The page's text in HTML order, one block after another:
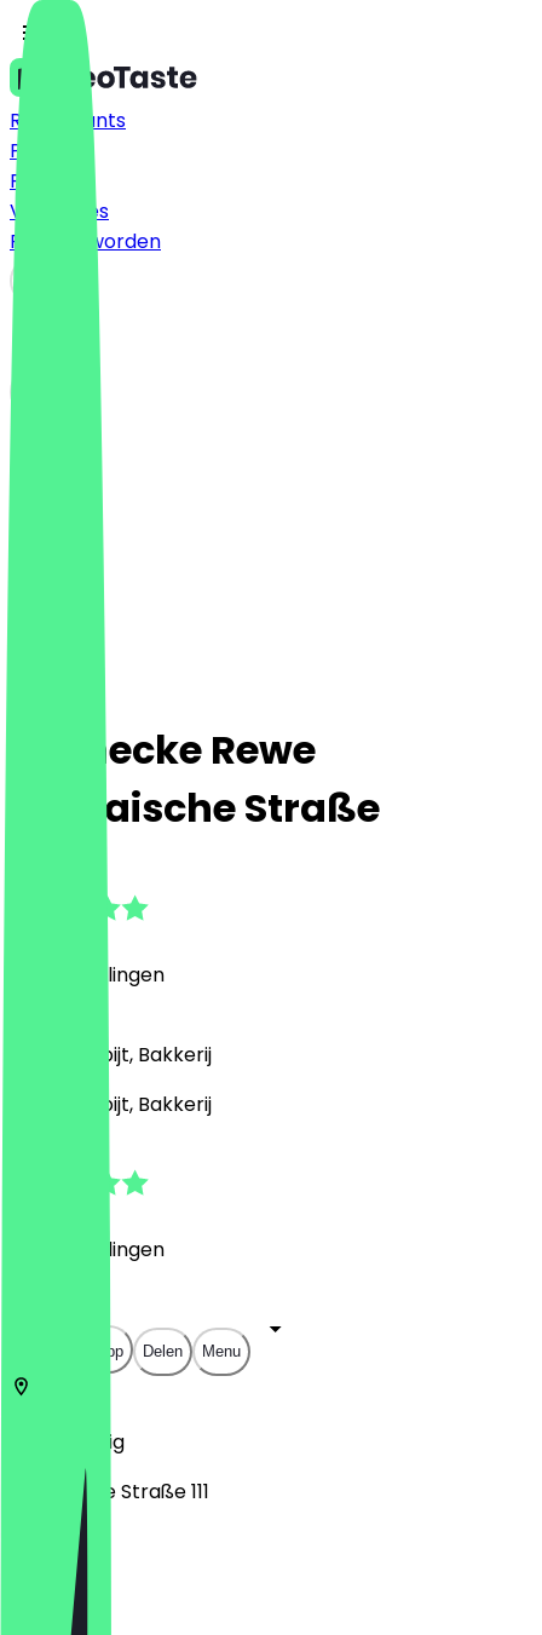
Restaurants
Prijzen
FAQ
Vacatures
Partner worden
Steinecke Rewe
Bornaische Straße
Beoordelingen
Café, Ontbijt, Bakkerij
Café, Ontbijt, Bakkerij
Beoordelingen
Open in app Delen Menu
Leipzig
Bornaische Straße 111
Maandag